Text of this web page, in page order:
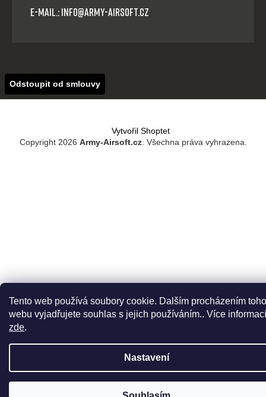
Tento web používá soubory cookie. Dalším procházením
webu vyjadřujete souhlas s jejich používáním.. Více informací
zde.
Nastavení
E-mail.: info@army-airsoft.cz
Odstoupit od smlouvy
Vytvořil Shoptet
Copyright 2026 Army-Airsoft.cz. Všechna práva vyhrazena.